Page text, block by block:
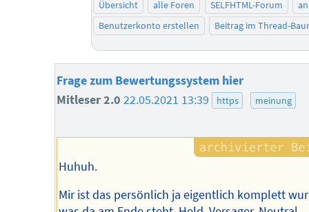
Übersicht alle Foren SELFHTML-Forum
Benutzerkonto erstellen
Beitrag im Thread-
Frage zum Bewertungssystem hier
Mitleser 2.0 22.05.2021 13:39 https meinung
Huhuh.
Mir ist das persönlich ja eigentlich komplett